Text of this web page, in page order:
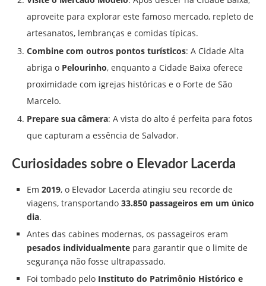
aproveite para explorar este famoso mercado, repleto de
artesanatos, lembranças e comidas típicas.
Combine com outros pontos turísticos: A Cidade Alta
abriga o Pelourinho, enquanto a Cidade Baixa oferece
proximidade com igrejas históricas e o Forte de São
Marcelo.
Prepare sua câmera: A vista do alto é perfeita para fotos
que capturam a essência de Salvador.
Curiosidades sobre o Elevador Lacerda
Em 2019, o Elevador Lacerda atingiu seu recorde de
viagens, transportando 33.850 passageiros em um único
dia.
Antes das cabines modernas, os passageiros eram
pesados individualmente para garantir que o limite de
segurança não fosse ultrapassado.
Foi tombado pelo Instituto do Patrimônio Histórico e